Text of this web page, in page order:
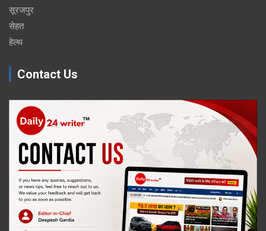
सूरजपुर
सेहत
हेल्थ
Contact Us